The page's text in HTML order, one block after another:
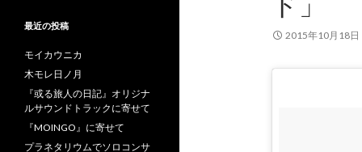
2015年10月18日
最近の投稿
モイカウニカ
木モレ日ノ月
『或る旅人の日記』オリジナ
ルサウンドトラックに寄せて
『MOINGO』に寄せて
プラネタリウムでソロコンサ